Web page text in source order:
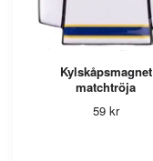
Kylskåpsmagnet
matchtröja
59 kr